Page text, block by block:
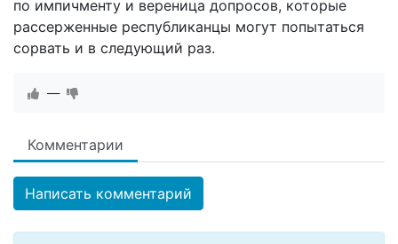
по импичменту и вереница допросов, которые
рассерженные республиканцы могут попытаться
сорвать и в следующий раз.
—
Комментарии
Написать комментарий